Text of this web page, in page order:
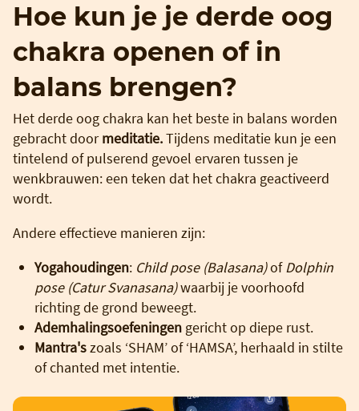
Hoe kun je je derde oog
chakra openen of in
balans brengen?
Het derde oog chakra kan het beste in balans worden
gebracht doormeditatie.Tijdens meditatie kun je een
tintelend of pulserend gevoel ervaren tussen je
wenkbrauwen: een teken dat het chakra geactiveerd
wordt.
Andere effectieve manieren zijn:
Yogahoudingen: Child pose (Balasana)ofDolphin
pose (Catur Svanasana)waarbij je voorhoofd
richting de grond beweegt.
Ademhalingsoefeningen gericht op diepe rust.
Mantra'szoals ‘SHAM’ of ‘HAMSA’, herhaald in stilte
of chanted met intentie.